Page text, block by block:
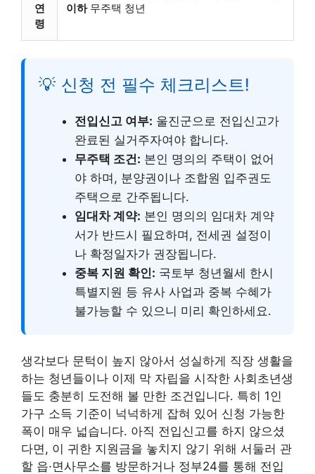
연
령
이하무주택 청년
💡 신청 전 필수 체크리스트!
전입신고 여부: 울진군으로 전입신고가
완료된 실거주자여야 합니다.
무주택 조건: 본인 명의의 주택이 없어
야 하며, 분양권이나 조합원 입주권도
주택으로 간주됩니다.
임대차 계약: 본인 명의의 임대차 계약
서가 반드시 필요하며, 전세권 설정이
나 확정일자가 권장됩니다.
중복 지원 확인: 국토부 청년월세 한시
특별지원 등 유사 사업과 중복 수혜가
불가능할 수 있으니 미리 확인하세요.
생각보다 문턱이 높지 않아서 성실하게 직장 생활을
하는 청년들이나 이제 막 자립을 시작한 사회초년생
들도 충분히 도전해 볼 만한 조건입니다. 특히 1인
가구 소득 기준이 넉넉하게 잡혀 있어 신청 가능한
폭이 매우 넓습니다. 아직 전입신고를 하지 않으셨
다면, 이 귀한 지원금을 놓치지 않기 위해 서둘러 관
할 읍·면사무소를 방문하거나 정부24를 통해 전입